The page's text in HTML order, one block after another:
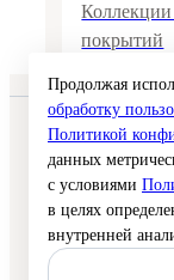
Коллекции
покрытий
Продолжая
обработку
Политикой
данных
с условиями
в целях
внутренней